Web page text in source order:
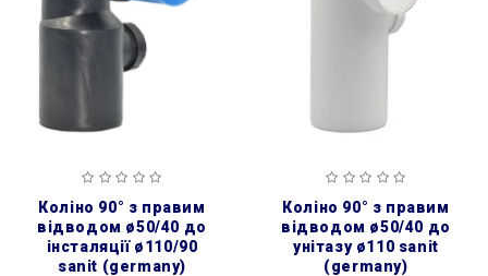
коліно 90° з правим
відводом ø50/40 до
інсталяції ø110/90
sanit (germany)
коліно 90° з правим
відводом ø50/40 до
унітазу ø110 sanit
(germany)